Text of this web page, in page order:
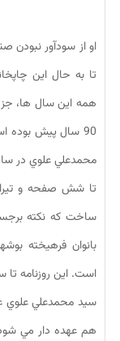
او از سودآور
تا به حال اين
همه اين سال ها، جز
90 سال پيش بوده
ساخت كه نكته
بانوان فرهيخته
سيد محمدعلي علوي